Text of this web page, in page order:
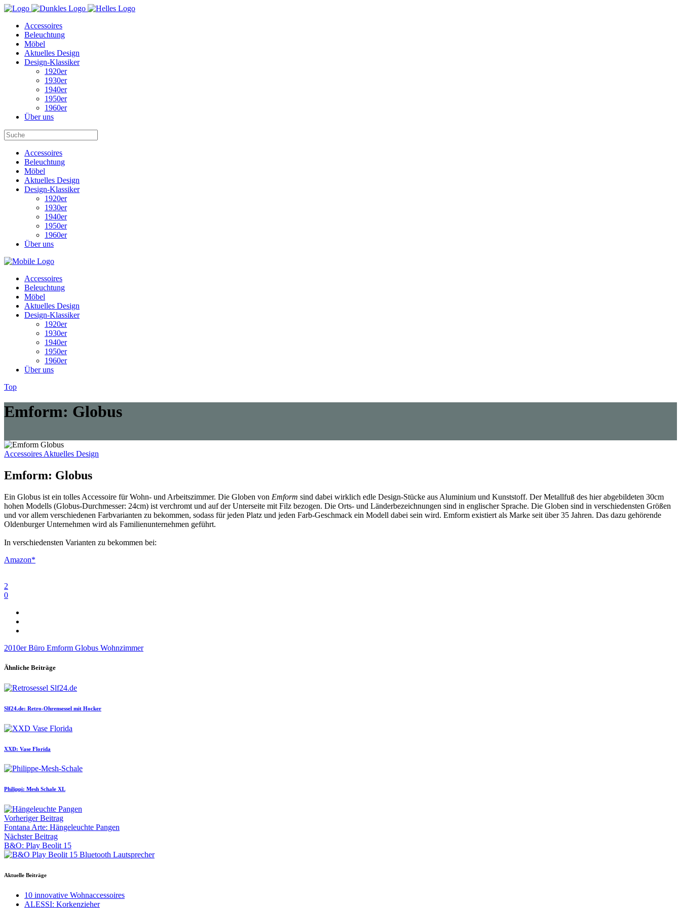
Accessoires
Beleuchtung
Möbel
Aktuelles Design
Design-Klassiker
1920er
1930er
1940er
1950er
1960er
Über uns
Accessoires
Beleuchtung
Möbel
Aktuelles Design
Design-Klassiker
1920er
1930er
1940er
1950er
1960er
Über uns
Accessoires
Beleuchtung
Möbel
Aktuelles Design
Design-Klassiker
1920er
1930er
1940er
1950er
1960er
Über uns
Top
Emform: Globus
AccessoiresAktuelles Design
Emform: Globus
Ein Globus ist ein tolles Accessoire für Wohn- und Arbeitszimmer. Die Globen von Emform sind dabei wirklich edle Design-Stücke aus Aluminium und Kunststoff. Der Metallfuß des hier abgebildeten 30cm
hohen Modells (Globus-Durchmesser: 24cm) ist verchromt und auf der Unterseite mit Filz bezogen. Die Orts- und Länderbezeichnungen sind in englischer Sprache. Die Globen sind in verschiedensten Größen
und vor allem verschiedenen Farbvarianten zu bekommen, sodass für jeden Platz und jeden Farb-Geschmack ein Modell dabei sein wird. Emform existiert als Marke seit über 35 Jahren. Das dazu gehörende
Oldenburger Unternehmen wird als Familienunternehmen geführt.
In verschiedensten Varianten zu bekommen bei:
Amazon*
2
0
2010erBüro Emform Globus Wohnzimmer
Ähnliche Beiträge
Slf24.de: Retro-Ohrensessel mit Hocker
XXD: Vase Florida
Philippi: Mesh Schale XL
Vorheriger Beitrag
Fontana Arte: Hängeleuchte Pangen
Nächster Beitrag
B&O: Play Beolit 15
Aktuelle Beiträge
10 innovative Wohnaccessoires
ALESSI: Korkenzieher